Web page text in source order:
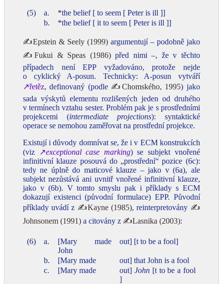
(5) a.
*the belief [ to seem [ Peter is ill ]]
b.
*the belief [ it to seem [ Peter is ill ]]
✍Epstein & Seely (1999)argumentují – podobně jako
✍Fukui & Speas (1986)před nimi –, že v těchto
případech není EPP vyžadováno, protože nejde
o cyklický A‑posun. Technicky: A‑posun vytváří
↗řetěz, definovaný (podle ✍Chomského, 1995) jako
sada výskytů elementu rozlišených jeden od druhého
v termínech vztahu sester. Problém pak je s prostředními
projekcemi (intermediate projections): syntaktické
operace se nemohou zaměřovat na prostřední projekce.
Existují i důvody domnívat se, že i v ECM konstrukcích
(viz
↗exceptional case marking) se subjekt vnořené
infinitivní klauze posouvá do „prostřední“ pozice (6c):
tedy ne úplně do maticové klauze – jako v (6a), ale
subjekt nezůstává ani uvnitř vnořené infinitivní klauze,
jako v (6b). V tomto smyslu pak i příklady s ECM
dokazují existenci (původní formulace) EPP. Původní
příklady uvádí z ✍Kayne (1985), reinterpretovány ✍
Johnsonem (1991) a citovány z ✍Lasnika (2003):
(6) a.
[Mary made
John
out] [t to be a fool]
b. [Mary made
out] that John is a fool
c.
[Mary made out] John[t to be a fool
]